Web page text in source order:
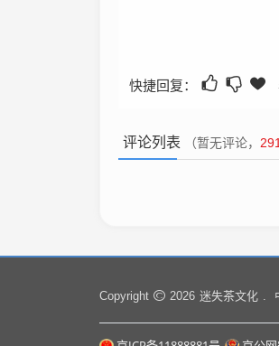
快捷回复：
评论列表 （暂无评论， 291
Copyright 2026 迷失茶文化 .